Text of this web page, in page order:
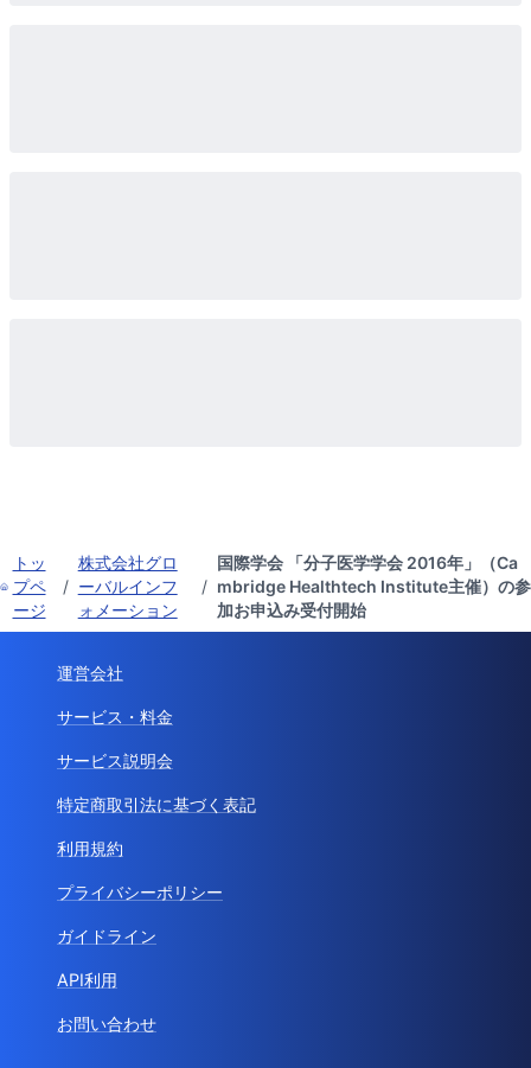
トッ
プペ
ージ
/
株式会社グロ
ーバルインフ
ォメーション
/
国際学会 「分子医学学会 2016年」（Ca
mbridge Healthtech Institute主催）の参
加お申込み受付開始
運営会社
サービス・料金
サービス説明会
特定商取引法に基づく表記
利用規約
プライバシーポリシー
ガイドライン
API利用
お問い合わせ